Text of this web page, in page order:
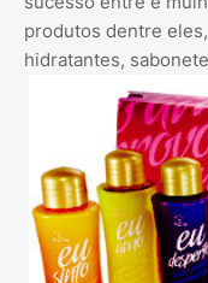
produtos dentre
hidratantes,